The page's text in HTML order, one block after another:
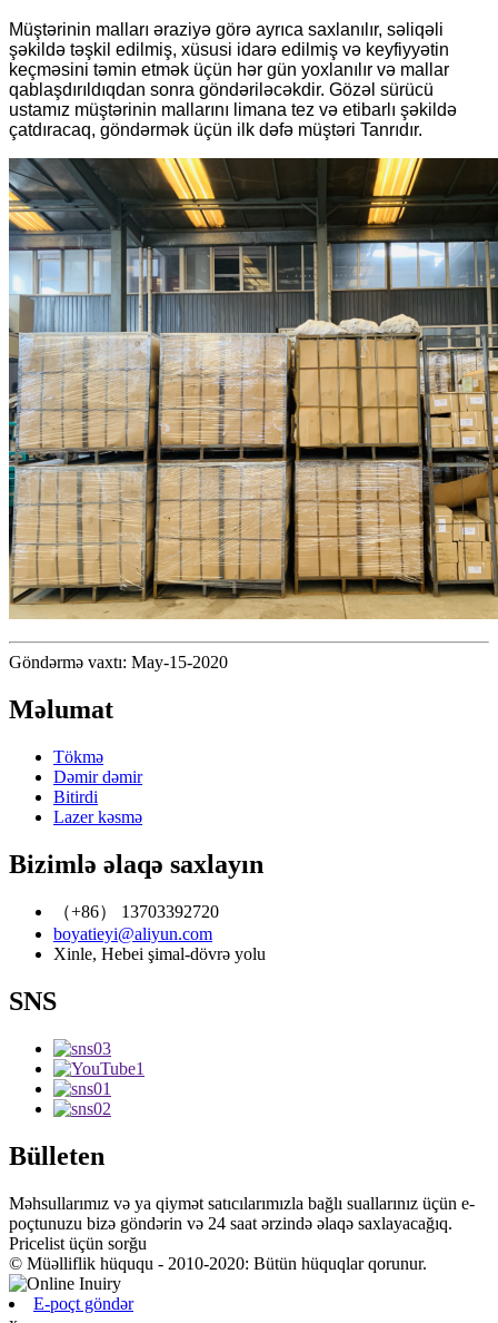
Müştərinin malları əraziyə görə ayrıca saxlanılır, səliqəli
şəkildə təşkil edilmiş, xüsusi idarə edilmiş və keyfiyyətin
keçməsini təmin etmək üçün hər gün yoxlanılır və mallar
qablaşdırıldıqdan sonra göndəriləcəkdir. Gözəl sürücü
ustamız müştərinin mallarını limana tez və etibarlı şəkildə
çatdıracaq, göndərmək üçün ilk dəfə müştəri Tanrıdır.
Göndərmə vaxtı: May-15-2020
Məlumat
Tökmə
Dəmir dəmir
Bitirdi
Lazer kəsmə
Bizimlə əlaqə saxlayın
（+86） 13703392720
boyatieyi@aliyun.com
Xinle, Hebei şimal-dövrə yolu
SNS
Bülleten
Məhsullarımız və ya qiymət satıcılarımızla bağlı suallarınız üçün e-
poçtunuzu bizə göndərin və 24 saat ərzində əlaqə saxlayacağıq.
Pricelist üçün sorğu
© Müəlliflik hüququ - 2010-2020: Bütün hüquqlar qorunur.
E-poçt göndər